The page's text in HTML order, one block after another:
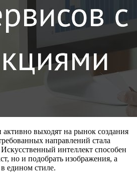
выходят на рынок создания
направлений стала
интеллект способен
но и подобрать изображения, а
едином стиле.